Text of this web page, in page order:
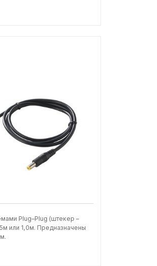
Plug–Plug (штекер –
или 1,0м. Предназначены